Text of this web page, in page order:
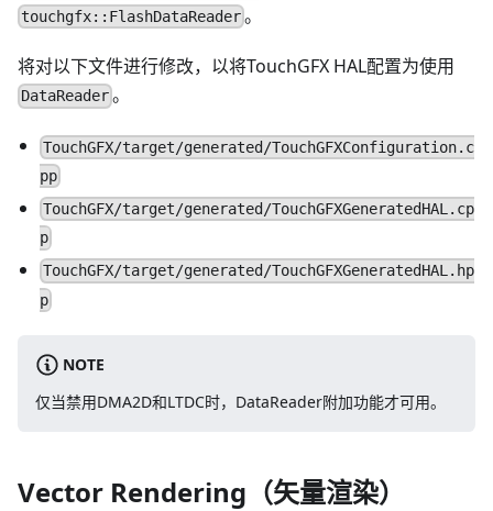
touchgfx::FlashDataReader 。
将对以下文件进行修改，以将TouchGFX HAL配置为使用
DataReader 。
TouchGFX/target/generated/TouchGFXConfiguration.c
pp
TouchGFX/target/generated/TouchGFXGeneratedHAL.cp
p
TouchGFX/target/generated/TouchGFXGeneratedHAL.hp
p
NOTE
仅当禁用DMA2D和LTDC时，DataReader附加功能才可用。
Vector Rendering（矢量渲染）